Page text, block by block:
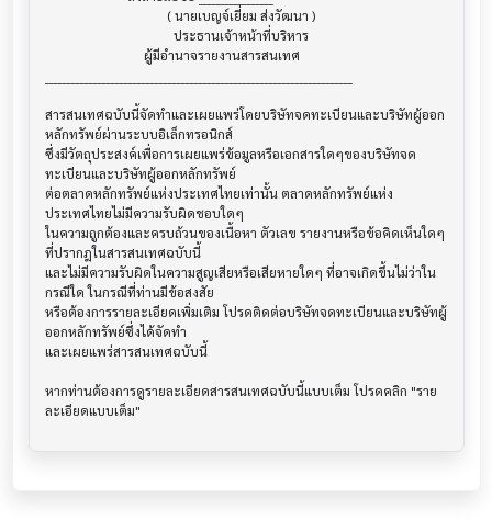
สารสนเทศฉบับนี้จัดทำและเผยแพร่โดยบริษัทจดทะเบียนและบริษัทผู้ออก
หลักทรัพย์ผ่านระบบอิเล็กทรอนิกส์
ซึ่งมีวัตถุประสงค์เพื่อการเผยแพร่ข้อมูลหรือเอกสารใดๆของบริษัทจด
ทะเบียนและบริษัทผู้ออกหลักทรัพย์
ต่อตลาดหลักทรัพย์แห่งประเทศไทยเท่านั้น ตลาดหลักทรัพย์แห่ง
ประเทศไทยไม่มีความรับผิดชอบใดๆ
ในความถูกต้องและครบถ้วนของเนื้อหา ตัวเลข รายงานหรือข้อคิดเห็นใดๆ
ที่ปรากฎในสารสนเทศฉบับนี้
และไม่มีความรับผิดในความสูญเสียหรือเสียหายใดๆ ที่อาจเกิดขึ้นไม่ว่าใน
กรณีใด ในกรณีที่ท่านมีข้อสงสัย
หรือต้องการรายละเอียดเพิ่มเติม โปรดติดต่อบริษัทจดทะเบียนและบริษัทผู้
ออกหลักทรัพย์ซึ่งได้จัดทำ
และเผยแพร่สารสนเทศฉบับนี้
หากท่านต้องการดูรายละเอียดสารสนเทศฉบับนี้แบบเต็ม โปรดคลิก "ราย